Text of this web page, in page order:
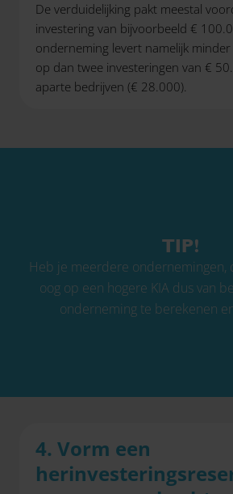
De verduidelijking pakt meestal
investering van bijvoorbeeld €
onderneming levert namelijk
op dan twee investeringen van €
aparte bedrijven (€ 28.000).
TIP!
Heb je meerdere ondernemingen,
oog op een hogere KIA dus van
onderneming te berekenen
4. Vorm een